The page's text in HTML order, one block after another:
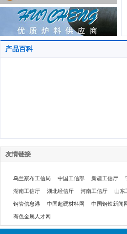
产品百科
友情链接
乌兰察布工信局 中国工信部 新疆工信厅
湖南工信厅 湖北经信厅 河南工信厅 山东
钢管信息港 中国超硬材料网 中国钢铁新闻
有色金属人才网